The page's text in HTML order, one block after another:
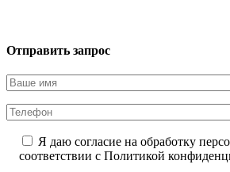
Отправить запрос
Я даю согласие на обработку
соответствии с Политикой